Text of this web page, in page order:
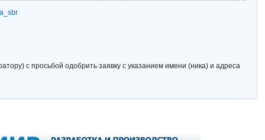
с просьбой одобрить заявку с указанием имени (ника) и адреса